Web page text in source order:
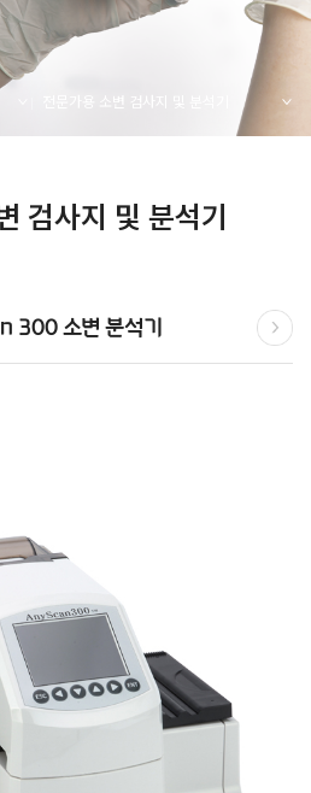
전문가용 소변 검사지 및 분석기
검사지 및 분석기
300 소변 분석기